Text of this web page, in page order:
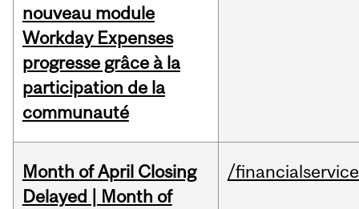
nouveau module
Workday Expenses
progresse grâce à la
participation de la
communauté
Month of April Closing
Delayed | Month of
/